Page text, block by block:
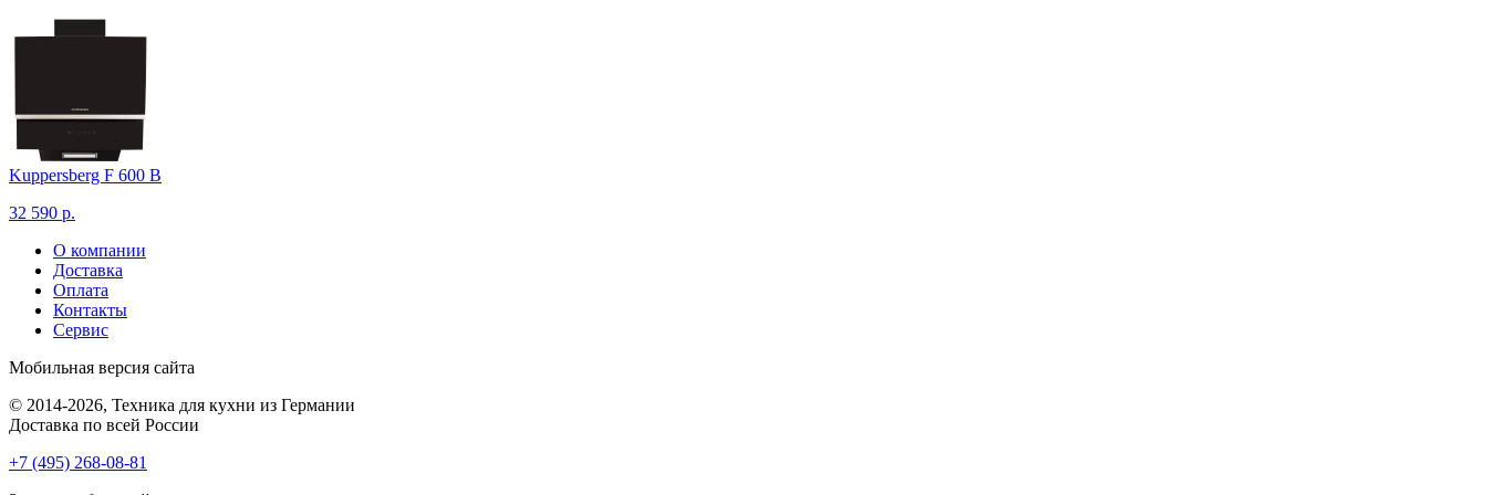
Kuppersberg F 600 B
32 590 р.
О компании
Доставка
Оплата
Контакты
Сервис
Мобильная версия сайта
© 2014-2026, Техника для кухни из Германии
Доставка по всей России
+7 (495) 268-08-81